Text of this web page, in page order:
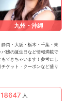
九州・沖縄
岡・大阪・栃木・千葉・東
嬢の誕生日など情報満載で
できちゃいます！参考にし
ケット・クーポンなど盛り
18647 人